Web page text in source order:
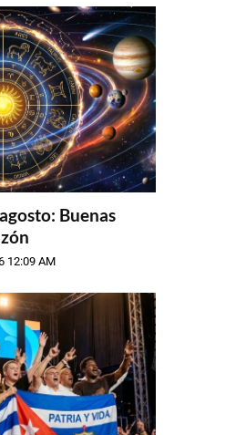
Buenas
12:09 AM